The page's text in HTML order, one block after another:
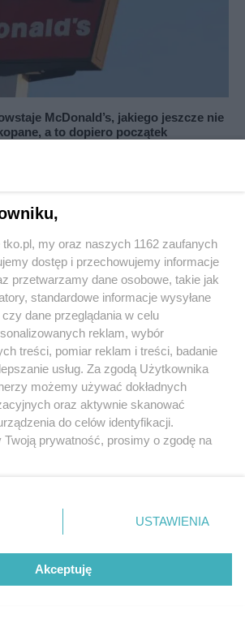
McDonald’s, jakiego jeszcze nie
a to dopiero początek
znowu nie wyszły? Restauracja
Gessler zamknięta
my oraz naszych 1162 zaufanych
dostęp i przechowujemy informacje
przetwarzamy dane osobowe, takie jak
standardowe informacje wysyłane
dane przeglądania w celu
reklam, wybór
treści, pomiar reklam i treści, badanie
usług. Za zgodą Użytkownika
możemy używać dokładnych
oraz aktywnie skanować
do celów identyfikacji.
Twoją prywatność, prosimy o zgodę na
dolnym rogu strony
. Niektóre
danych nie wymagają zgody
prawo sprzeciwić się takiemu
będą miały zastosowania tylko
USTAWIENIA
Akceptuję